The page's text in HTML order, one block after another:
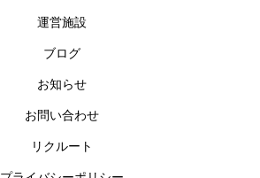
運営施設
ブログ
お知らせ
お問い合わせ
リクルート